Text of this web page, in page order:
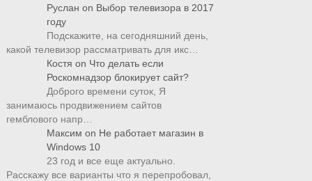
Руслан on Выбор телевизора в 2017
году
Подскажите, на сегодняшний день,
какой телевизор рассматривать для икс…
Костя on Что делать если
Роскомнадзор блокирует сайт?
Доброго времени суток, Я
занимаюсь продвижением сайтов
гемблового напр…
Максим on Не работает магазин в
Windows 10
23 год и все еще актуально.
Расскажу все варианты что я перепробовал,